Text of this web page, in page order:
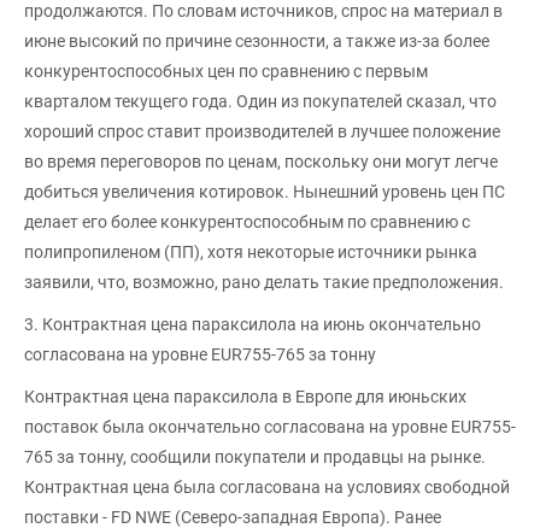
продолжаются. По словам источников, спрос на материал в
июне высокий по причине сезонности, а также из-за более
конкурентоспособных цен по сравнению с первым
кварталом текущего года. Один из покупателей сказал, что
хороший спрос ставит производителей в лучшее положение
во время переговоров по ценам, поскольку они могут легче
добиться увеличения котировок. Нынешний уровень цен ПС
делает его более конкурентоспособным по сравнению с
полипропиленом (ПП), хотя некоторые источники рынка
заявили, что, возможно, рано делать такие предположения.
3. Контрактная цена параксилола на июнь окончательно
согласована на уровне EUR755-765 за тонну
Контрактная цена параксилола в Европе для июньских
поставок была окончательно согласована на уровне EUR755-
765 за тонну, сообщили покупатели и продавцы на рынке.
Контрактная цена была согласована на условиях свободной
поставки - FD NWE (Северо-западная Европа). Ранее